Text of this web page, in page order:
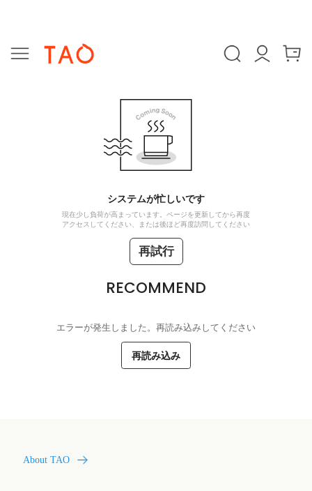
システムが忙しいです
現在少し負荷が高まっています。ページを更新してから再度
アクセスしてください、または後ほど再度訪問してください
再試行
RECOMMEND
エラーが発生しました。再読み込みしてください
再読み込み
About TAO